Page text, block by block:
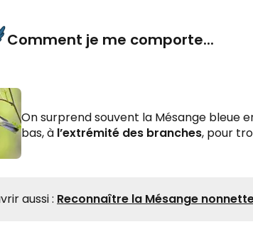
Comment je me comporte...
On surprend souvent la Mésange bleue
bas, à l’extrémité des branches, pour
aussi : Reconnaître la Mésange